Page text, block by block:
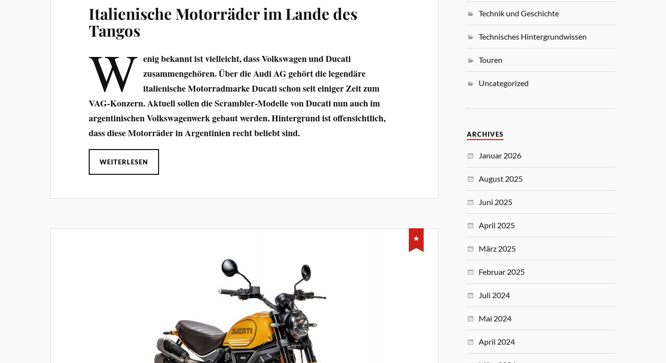
Italienische Motorräder im Lande des
Tangos
W enig bekannt ist vielleicht, dass Volkswagen und Ducati
zusammengehören. Über die Audi AG gehört die legendäre
italienische Motorradmarke Ducati schon seit einiger Zeit zum
VAG-Konzern. Aktuell sollen die Scrambler-Modelle von Ducati nun auch im
argentinischen Volkswagenwerk gebaut werden. Hintergrund ist offensichtlich,
dass diese Motorräder in Argentinien recht beliebt sind.
WEITERLESEN
Technik und Geschichte
Technisches Hintergrundwissen
Touren
Uncategorized
ARCHIVES
Januar 2026
August 2025
Juni 2025
April 2025
März 2025
Februar 2025
Juli 2024
Mai 2024
April 2024